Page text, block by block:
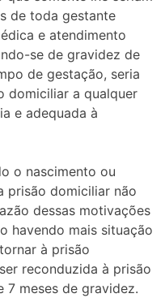
de toda gestante
e atendimento
se de gravidez de
de gestação, seria
domiciliar a qualquer
e adequada à
o nascimento ou
prisão domiciliar não
dessas motivações
havendo mais situação
à prisão
reconduzida à prisão
7 meses de gravidez.